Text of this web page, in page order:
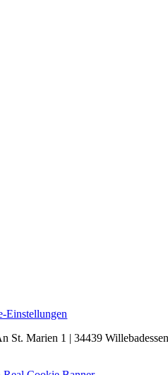
Einstellungen
St. Marien 1 | 34439 Willebadessen